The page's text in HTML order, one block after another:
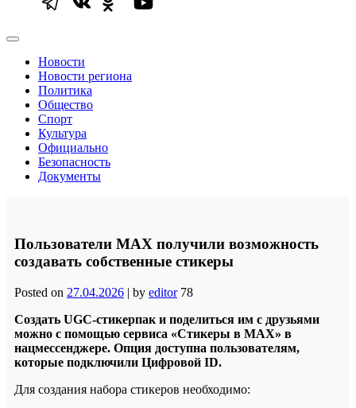
Новости
Новости региона
Политика
Общество
Спорт
Культура
Официально
Безопасность
Документы
Пользователи MAX получили возможность
создавать собственные стикеры
Posted on 27.04.2026 | by editor 78
Создать UGC-стикерпак и поделиться им с друзьями
можно с помощью сервиса «Стикеры в MAX» в
нацмессенджере. Опция доступна пользователям,
которые подключили Цифровой ID.
Для создания набора стикеров необходимо: